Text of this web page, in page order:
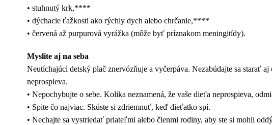
• stuhnutý krk,****
• dýchacie ťažkosti ako rýchly dych alebo chrčanie,****
• červená až purpurová vyrážka (môže byť príznakom meningitídy).
Myslite aj na seba
Neutíchajúci detský plač znervózňuje a vyčerpáva. Nezabúdajte sa starať
neprospieva.
• Nepochybujte o sebe. Kolika neznamená, že vaše dieťa neprospieva,
• Spite čo najviac. Skúste si zdriemnuť, keď dieťatko spí.
• Nechajte sa vystriedať priateľmi alebo členmi rodiny, aby ste si mohli